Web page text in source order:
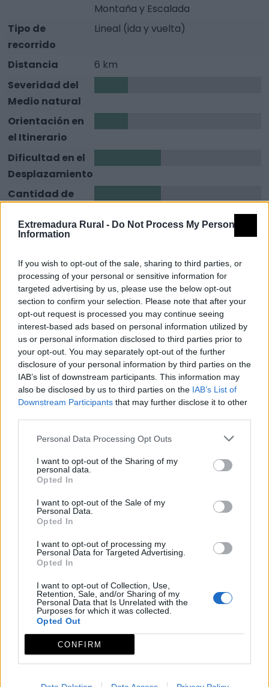
Extremadura Rural - Do Not Process My Personal
Information
If you wish to opt-out of the sale, sharing to third parties, or
processing of your personal or sensitive information for
targeted advertising by us, please use the below opt-out
section to confirm your selection. Please note that after your
opt-out request is processed you may continue seeing
interest-based ads based on personal information utilized by
us or personal information disclosed to third parties prior to
your opt-out. You may separately opt-out of the further
disclosure of your personal information by third parties on the
IAB’s list of downstream participants. This information may
also be disclosed by us to third parties on the IAB’s List of
Downstream Participants that may further disclose it to other
Personal Data Processing Opt Outs
I want to opt-out of the Sharing of my
personal data.
Opted In
I want to opt-out of the Sale of my
Personal Data.
Opted In
I want to opt-out of processing my
Personal Data for Targeted Advertising.
Opted In
I want to opt-out of Collection, Use,
Retention, Sale, and/or Sharing of my
Personal Data that Is Unrelated with the
Purposes for which it was collected.
Opted Out
CONFIRM
Montaña y Escalada
Tipo de
recorrido
Lineal (ida y vuelta)
Distancia
6 km
Severidad del
Medio natural
Orientación en
el Itinerario
Dificultad en el
Desplazamiento
Cantidad de
Descripción
El Sendero Local SL-CC 201 tiene su inicio al final de la
calle Cáceres, justo donde comienza el “Camino del
Valle de los Robles”. Junto al panel informativo del
sendero parte un camino por el que seguimos en
dirección sur.
En el recorrido lineal de ida y vuelta atravesaremos el
típico paisaje serragatino donde se entremezclan los
cultivos de olivar con preciosos bosques de robles y
con flora y fauna de transición entre la sierra y los
valles del Alagón. En la ida nos dirigiremos hacia el
pequeño embalse de Rivera de Gata es por ello que
muy ligeramente hasta llegar a las mismas orillas del
embalse, ya en el paraje conocido como “La Horquilla”.
A la vuelta desandamos nuestros propios pasos por
los parajes de la Fuente de Nuestra Señora y “La Nava”
pequeña y curiosa conserva dentro de su pequeño
casco urbano claras huellas de su importancia feudal.
Parte de su fama local se la debe a las supuestas
propiedades curativas de los lodos de sus "Baños de la
Cochina". Villasbuenas es prácticamente paso
obligado para conocer la parte más oriental de Sierra
Observaciones